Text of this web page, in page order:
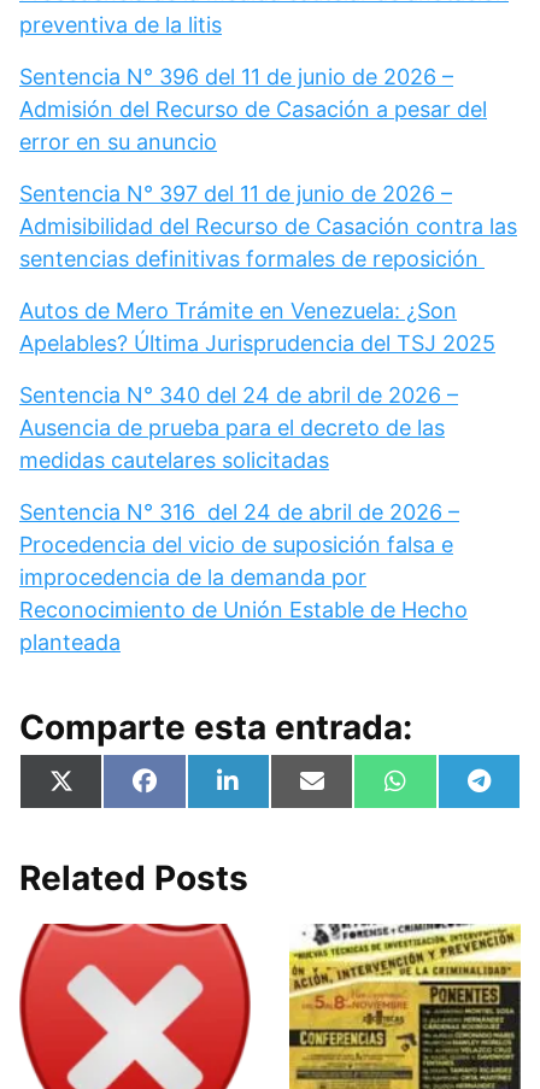
preventiva de la litis
Sentencia N° 396 del 11 de junio de 2026 –
Admisión del Recurso de Casación a pesar del
error en su anuncio
Sentencia N° 397 del 11 de junio de 2026 –
Admisibilidad del Recurso de Casación contra las
sentencias definitivas formales de reposición
Autos de Mero Trámite en Venezuela: ¿Son
Apelables? Última Jurisprudencia del TSJ 2025
Sentencia N° 340 del 24 de abril de 2026 –
Ausencia de prueba para el decreto de las
medidas cautelares solicitadas
Sentencia N° 316 del 24 de abril de 2026 –
Procedencia del vicio de suposición falsa e
improcedencia de la demanda por
Reconocimiento de Unión Estable de Hecho
planteada
Comparte esta entrada:
Compartir
en
X
(
i
t
e
r
Compartir
en
F
a
b
o
k
Compartir
en
L
i
e
d
Compartir
en
E
m
Compartir
en
W
h
p
en
T
e
m
Related Posts